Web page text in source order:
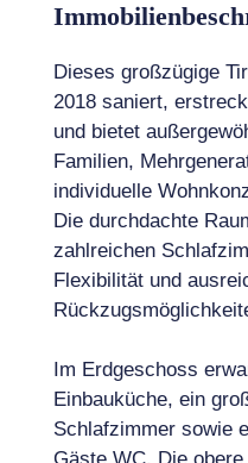
Dieses großzügige
2018 saniert,
und bietet
Familien,
individuelle
Die durchdachte
zahlreichen
Flexibilität und
Im Erdgeschoss
Einbauküche, ein
Schlafzimmer sowie